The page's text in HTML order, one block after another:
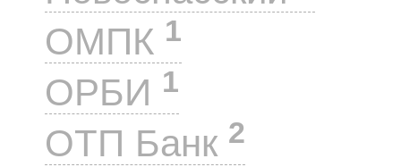
ОМПК 1
ОРБИ 1
ОТП Банк 2